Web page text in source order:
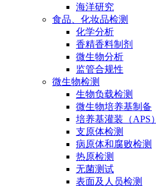
海洋研究
食品、化妆品检测
化学分析
香精香料制剂
微生物分析
监管合规性
微生物检测
生物负载检测
微生物培养基制备
培养基灌装（APS）
支原体检测
病原体和腐败检测
热原检测
无菌测试
表面及人员检测